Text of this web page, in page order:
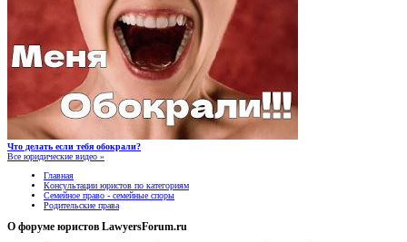
Что делать если тебя обокрали?
Все юридические видео »
Главная
Консультации юристов по категориям
Семейное право - семейные споры
Родительские права
О форуме юристов LawyersForum.ru